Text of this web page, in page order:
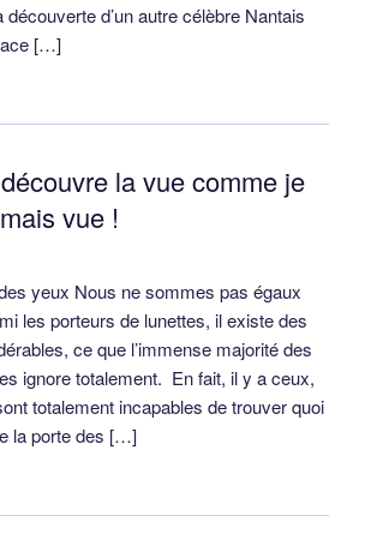
d’un autre célèbre Nantais
[…]
la vue comme je
vue !
yeux Nous ne sommes pas égaux
les porteurs de lunettes, il existe des
ce que l’immense majorité des
ignore totalement. En fait, il y a ceux,
totalement incapables de trouver quoi
la porte des […]